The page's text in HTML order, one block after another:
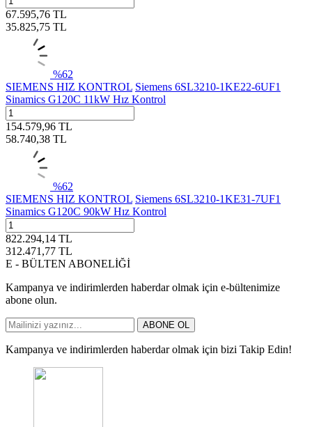
67.595,76 TL
35.825,75 TL
%62
SIEMENS HIZ KONTROL Siemens 6SL3210-1KE22-6UF1
Sinamics G120C 11kW Hız Kontrol
154.579,96 TL
58.740,38 TL
%62
SIEMENS HIZ KONTROL Siemens 6SL3210-1KE31-7UF1
Sinamics G120C 90kW Hız Kontrol
822.294,14 TL
312.471,77 TL
E - BÜLTEN ABONELİĞİ
Kampanya ve indirimlerden haberdar olmak için e-bültenimize
abone olun.
ABONE OL
Kampanya ve indirimlerden haberdar olmak için bizi Takip Edin!